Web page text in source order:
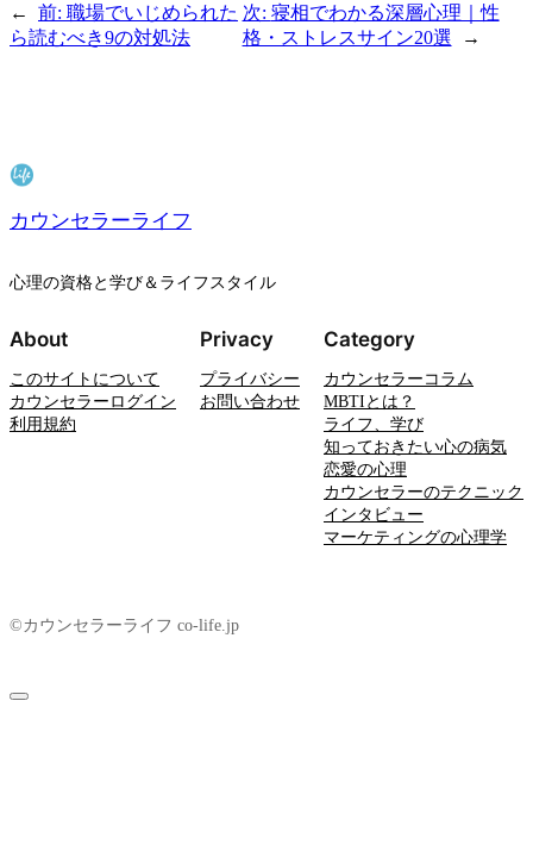
← 前: 職場でいじめられた
ら読むべき9の対処法
次: 寝相でわかる深層心理｜性
格・ストレスサイン20選
→
カウンセラーライフ
心理の資格と学び＆ライフスタイル
About
このサイトについて
カウンセラーログイン
利用規約
Privacy
プライバシー
お問い合わせ
Category
カウンセラーコラム
MBTIとは？
ライフ、学び
知っておきたい心の病気
恋愛の心理
カウンセラーのテクニック
インタビュー
マーケティングの心理学
©カウンセラーライフ co-life.jp